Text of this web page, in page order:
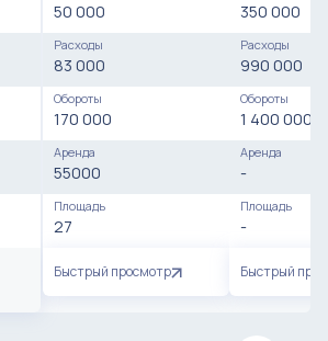
50 000
Расходы
83 000
Обороты
170 000
Аренда
55000
Площадь
27
Быстрый просмотр
350 000
Расходы
990 000
Обороты
1 400 000
Аренда
-
Площадь
-
Быстрый